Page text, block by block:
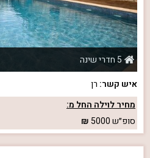
5 חדרי שינה
איש קשר: רן
מחיר לוילה החל מ:
סופ״ש5000